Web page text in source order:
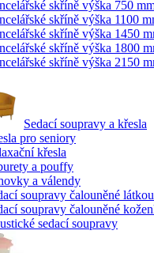
skříně výška 750
skříně výška 1100
skříně výška 1450
skříně výška 1800
skříně výška 2150
Sedací soupravy a křesla
pro seniory
křesla
a pouffy
a válendy
soupravy čalouněné látkou
soupravy čalouněné
sedací soupravy